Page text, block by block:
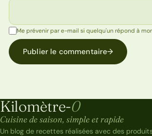
Me prévenir par e-mail si quelqu'un répond à
Publier le commentaire→
Kilomètre-0
Kilomètre-0
Cuisine de saison, simple et rapide
Un blog de recettes réalisées avec des